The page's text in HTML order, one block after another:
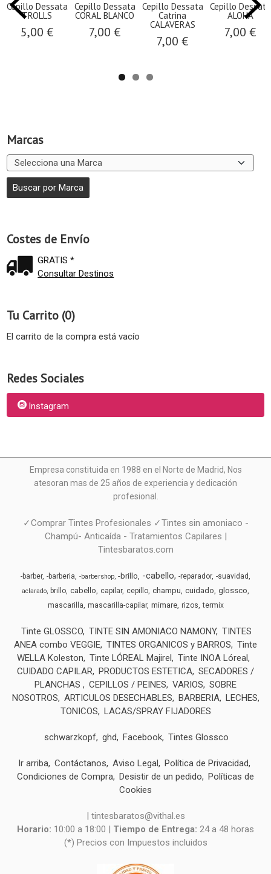
Marcas
Costes de Envío
GRATIS *
Consultar Destinos
Tu Carrito (0)
El carrito de la compra está vacío
Redes Sociales
Instagram
Cepillo Dessata
TROLLS
5,00 €
Cepillo Dessata
CORAL BLANCO
7,00 €
Cepillo Dessata
Catrina
CALAVERAS
7,00 €
Cepillo Dessata
ALOHA
7,00 €
Empresa constituida en 1988 en el Norte de Madrid, Nos
atesoran mas de 25 años de experiencia y dedicación
profesional.
✓Comprar Tintes Profesionales ✓Tintes sin amoniaco -
Champú- Anticaída - Tratamientos Capilares |
Tintesbaratos.com
-barber -barberia -barbershop -brillo -cabello -reparador -suavidad
aclarado brillo cabello capilar cepillo champu cuidado glossco
mascarilla mascarilla-capilar mimare rizos termix
Tinte GLOSSCO TINTE SIN AMONIACO NAMONY TINTES
ANEA combo VEGGIE TINTES ORGANICOS y BARROS
Tinte
WELLA Koleston
Tinte LÓREAL Majirel
Tinte INOA Lóreal
CUIDADO CAPILAR PRODUCTOS ESTETICA SECADORES /
PLANCHAS
CEPILLOS / PEINES VARIOS
SOBRE
NOSOTROS
ARTICULOS DESECHABLES BARBERIA LECHES,
TONICOS
LACAS/SPRAY FIJADORES
schwarzkopf ghd Facebook Tintes Glossco
Ir arriba Contáctanos Aviso Legal
Política de Privacidad
Condiciones de Compra Desistir de un pedido
Políticas de
Cookies
| tintesbaratos@vithal.es
Horario: 10:00 a 18:00 | Tiempo de Entrega: 24 a 48 horas
(*) Precios con Impuestos incluidos